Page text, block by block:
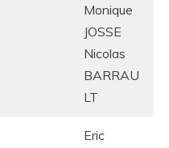
Monique
JOSSE
Nicolas
BARRAU
LT
Eric